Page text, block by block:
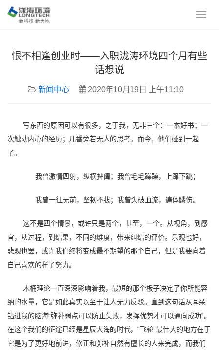
恨不相逢创业时——入职泷涛环境四个月有些
话想说
新闻中心 2020年10月19日 上午11:10
写东西的原因可以有很多，之于我，无非三个：一本好书；一
次触动内心的经历；几番旁若无人的思考。而今，他们碰到一起
了。
我曾激情四射，纵横捭阖；我曾毛毛躁躁，上蹿下跳；
我曾一往无前，坚韧不拔；我曾头破血流，遍体鳞伤。
这不是四个情景，或许只是两个，甚至，一个。从视角，到感
官，从过程，到结果，不同的维度，带来纠结的评价。乐观也好，
悲观也罢，或许我们终将变成最不期望的那个自己，但是我要向着
自己喜欢的样子努力。
木桶理论一直深深影响着我，最短的那个板子决定了你所能容
纳的水量，它是如此真实以至于让人无力反驳。直到这句话从耳朵
钻进我的脑海“弥补弱点可以防止失败，发挥优势才可以通向成功”。
在这个我们的征途已经是星辰大海的时代，“飞轮”最伟大的地方在于
它是为了更好地前进，修正和弥补自然有擅长的人来完成，而我们